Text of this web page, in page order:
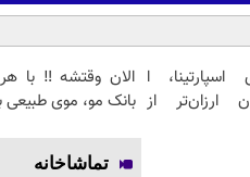
ا
ارزان‌تر از
الان وقتشه‼️ با
بانک مو، موی طبیعی
تماشاخانه